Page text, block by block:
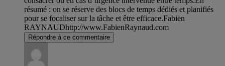
résumé : on se réserve des blocs de temps dédiés et planifiés
pour se focaliser sur la tâche et être efficace.Fabien
RAYNAUDhttp://www.FabienRaynaud.com
Répondre à ce commentaire